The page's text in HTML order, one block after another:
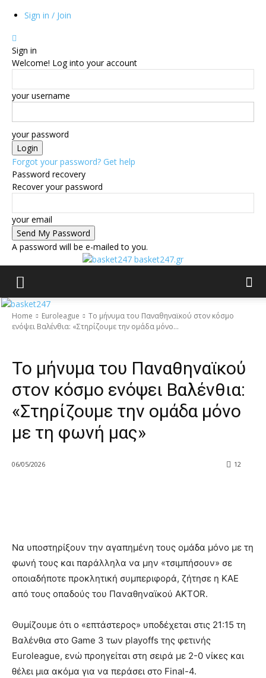
Sign in / Join
Sign in
Welcome! Log into your account
your username
your password
Forgot your password? Get help
Password recovery
Recover your password
your email
A password will be e-mailed to you.
basket247.gr
Home Euroleague
Το μήνυμα του Παναθηναϊκού στον κόσμο
ενόψει Βαλένθια: «Στηρίζουμε την ομάδα μόνο...
Το μήνυμα του Παναθηναϊκού
στον κόσμο ενόψει Βαλένθια:
«Στηρίζουμε την ομάδα μόνο
με τη φωνή μας»
06/05/2026 12
Να υποστηρίξουν την αγαπημένη τους ομάδα μόνο με τη
φωνή τους και παράλληλα να μην «τσιμπήσουν» σε
οποιαδήποτε προκλητική συμπεριφορά, ζήτησε η ΚΑΕ
από τους οπαδούς του Παναθηναϊκού AKTOR.
Θυμίζουμε ότι ο «επτάστερος» υποδέχεται στις 21:15 τη
Βαλένθια στο Game 3 των playoffs της φετινής
Euroleague, ενώ προηγείται στη σειρά με 2-0 νίκες και
θέλει μια ακόμα για να περάσει στο Final-4.